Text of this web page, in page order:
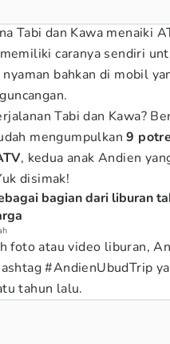
Tabi dan Kawa menaiki
caranya sendiri
bahkan di mobil
Tabi dan Kawa?
mengumpulkan9
, kedua anak Andien
disimak!
bagian dari liburan
foto atau video liburan,
#AndienUbudTrip
tahun lalu.